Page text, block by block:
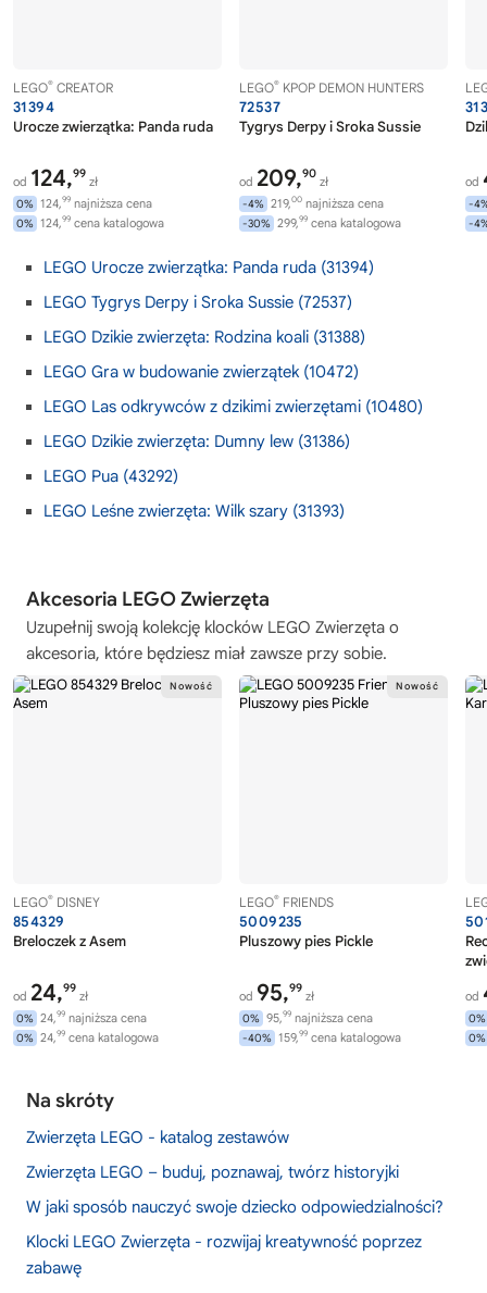
LEGO® CREATOR
31394
Urocze zwierzątka: Panda ruda
od 124,99
zł
0% 124,99 najniższa cena
0% 124,99 cena katalogowa
LEGO® KPOP DEMON HUNTERS
72537
Tygrys Derpy i Sroka Sussie
od 209,90
zł
-4% 219,00 najniższa cena
-30% 299,99 cena katalogowa
od
-
-
LEGO Urocze zwierzątka: Panda ruda (31394)
LEGO Tygrys Derpy i Sroka Sussie (72537)
LEGO Dzikie zwierzęta: Rodzina koali (31388)
LEGO Gra w budowanie zwierzątek (10472)
LEGO Las odkrywców z dzikimi zwierzętami (10480)
LEGO Dzikie zwierzęta: Dumny lew (31386)
LEGO Pua (43292)
LEGO Leśne zwierzęta: Wilk szary (31393)
Akcesoria LEGO Zwierzęta
Uzupełnij swoją kolekcję klocków LEGO Zwierzęta o
akcesoria, które będziesz miał zawsze przy sobie.
LEGO® DISNEY
854329
Breloczek z Asem
od 24,99
zł
0% 24,99 najniższa cena
0% 24,99 cena katalogowa
LEGO® FRIENDS
5009235
Pluszowy pies Pickle
od 95,99
zł
0% 95,99 najniższa cena
-40% 159,99 cena katalogowa
od
0%
0%
Na skróty
Zwierzęta LEGO - katalog zestawów
Zwierzęta LEGO – buduj, poznawaj, twórz historyjki
W jaki sposób nauczyć swoje dziecko odpowiedzialności?
Klocki LEGO Zwierzęta - rozwijaj kreatywność poprzez
zabawę